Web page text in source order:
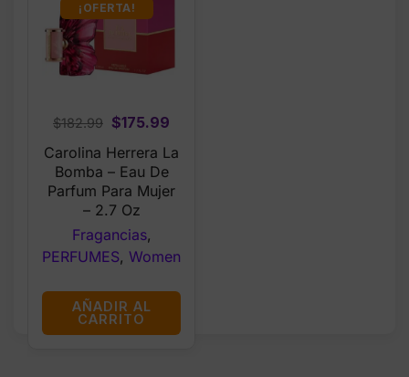
¡OFERTA!
$182.99 Original
price
was:
$182.99.
$175.99
$175.99.
Carolina Herrera La
Bomba – Eau De
Parfum Para Mujer
– 2.7 Oz
Fragancias,
PERFUMES, Women
AÑADIR AL
CARRITO